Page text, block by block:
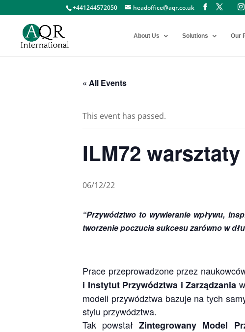
+441244572050 headoffice@aqr.co.uk
About Us Solutions Our
« All Events
This event has passed.
ILM72
06/12/22
“Przywództwo to wywieranie wpływu,
tworzenie poczucia sukcesu zarówno w
Prace przeprowadzone przez
i Instytut Przywództwa i Zarządzania
modeli przywództwa bazuje na tych
stylu przywództwa.
Tak powstał Zintegrowany Model